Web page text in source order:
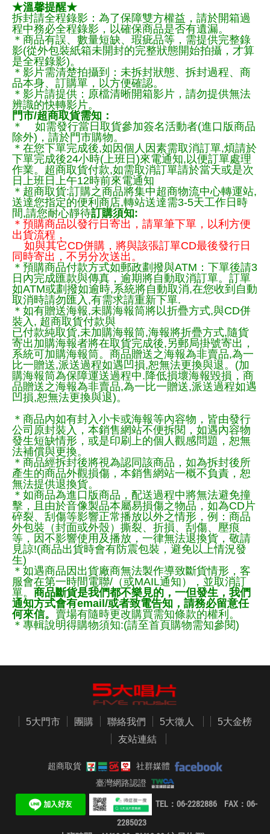
★溫馨提醒★
拆封請全程錄影：為了保障雙方權益，請於開箱過
程中務必全程錄影，以確保商品是否有遺漏。
＊商品有誤、數量短缺、瑕疵品等，需提供完整錄
影(從外包裝紙箱未開封的完整狀態開始拍攝，才算
是全程錄影)。
＊影片需清楚拍攝到：未拆封狀態、拆封過程、商
品本身、訂購單，以方便確認。
＊影片請提供：原檔清晰開箱影片，請勿提供無法
辨識的快轉影片。
門市/超商取貨需知：
＊ 如需發行當日取貨參加簽名活動者(進口版商品
除外)，請於門市購物。
＊在您下單完成後,如因個人因素需取消訂單,煩請於
下單完成後24小時(上班日)來電通知,以便訂單處理
作業。超商取貨付款,如需取消訂單請於當天或是次
日上班日上午12時前來電通知
＊超商取貨:訂購之商品將集中超商物流中心轉運站,
送達您指定的便利商店,轉站送達需3-5天工作日時
間,請您耐心靜待訂購須知:
＊預購商品以發行日寄出，請單筆下單，以利方便
出貨流程，
如與其它CD併購，將與該張訂單CD最後發行日
同時寄出，不另分次送出。
＊預購商品付款方式如郵政劃撥與ATM：下單後請3
日內完成匯款與傳真，逾期將自動取消訂單。訂單
如ATM或劃撥如逾時,系統將自動取消,在您收到自動
取消時請勿匯入,有需求請重新下單.
＊如有贈送海報,未購海報筒將以折疊方式,與CD併
裝入, 超商取貨付款與
已付款純取貨,未加購海報筒,海報將折疊方式,隨貨
寄出加購海報者將在取貨完成後,另郵局掛號寄出，
系統可加購海報筒。商品贈送之海報為非賣品,為一
比一贈送,派送過程如遇凹損,恕無法更換與退。(加
購海報筒為保障運送過程中.降低損壞海報毀損，商
品贈送之海報為非賣品,為一比一贈送,派送過程如遇
凹損,恕無法更換與退)。
＊商品內如有封入小卡或海報等內容物，皆由發行
公司原封裝入，本銷售網站不便拆閱，如遇內容物
發生短缺情形，或是印刷上的個人觀感問題，恕無
法補償與更換。
＊商品經拆封後將視為認同該商品，如為拆封後所
產生的商品外觀損傷，本銷售網站一概不負責，恕
無法提供退換貨。
＊如商品為進口版商品，配送過程中將無法避免撞
擊，且由於音像製品本屬易損傷之物品，如為CD片
碎裂、刮傷等影響正常播放以外之情形，例：商品
外包裝（封面或外殼）撕裂、折損、刮傷、壓痕
等，因不影響使用及播放，一律無法退換貨，敬請
見諒!(商品出貨時會有防震包裝，避免以上情況發
生)
＊如遇商品因出貨廠商無法製作導致斷貨情形，客
服會在第一時間電聯/（或MAIL通知），並取消訂
單。 商品斷貨是我們都不樂見的，一但發生，我們
通知方式會有email/或者致電告知，請務必留意任
何來信。 賣場有隨時更改購買需知條款的權利。
＊專輯說明得購物須知:(請至首頁購物需知參閱)
5大門市 團購 聯絡我們 5大徵人
5大金榜
友站連結
超商取貨
社群媒體
臺灣網路認證
TEL：06-2282886 FAX：06-
2285023